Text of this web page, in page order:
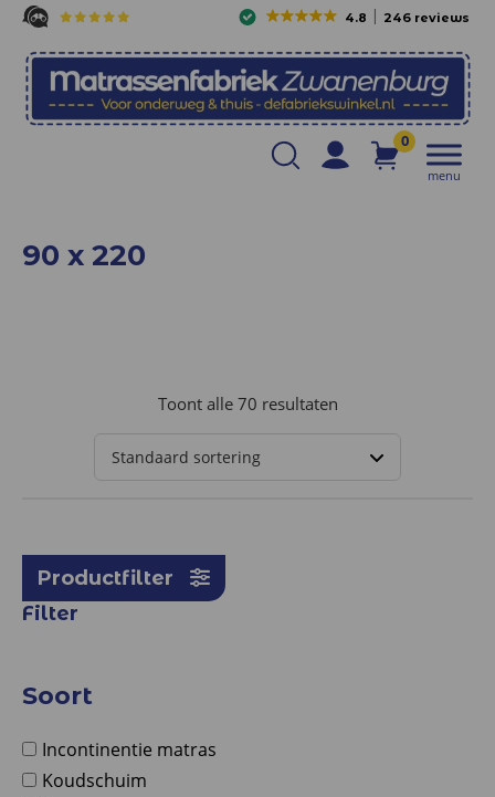
4.8 246 reviews
0
menu
90 x 220
Toont alle 70 resultaten
Productfilter
Filter
Soort
Incontinentie matras
Koudschuim